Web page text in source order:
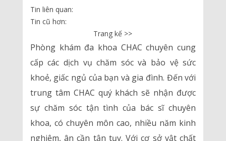
Tin liên quan:
Tin cũ hơn:
Trang kế >>
Phòng khám đa khoa CHAC chuyên cung
cấp các dịch vụ chăm sóc và bảo vệ sức
khoẻ, giấc ngủ của bạn và gia đình. Đến với
trung tâm CHAC quý khách sẽ nhận được
sự chăm sóc tận tình của bác sĩ chuyên
khoa, có chuyên môn cao, nhiều năm kinh
nghiệm, ân cần tận tụy. Với cơ sở vật chất